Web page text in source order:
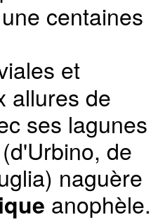
centaines
et
allures de
ses lagunes
de
naguère
anophèle.